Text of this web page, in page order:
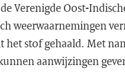
Verenigde Oost-
weerwaarnemingen
stof gehaald. Met
aanwijzingen